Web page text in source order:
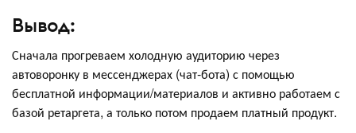
Вывод:
Сначала прогреваем холодную аудиторию через
автоворонку в мессенджерах (чат-бота) с помощью
бесплатной информации/материалов и активно работаем с
базой ретаргета, а только потом продаем платный продукт.